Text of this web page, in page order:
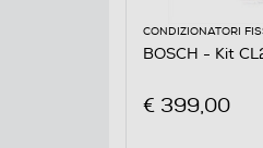
Marca: AAAMAZE
CONDIZIONATORI
BOSCH - Kit
€ 399,00